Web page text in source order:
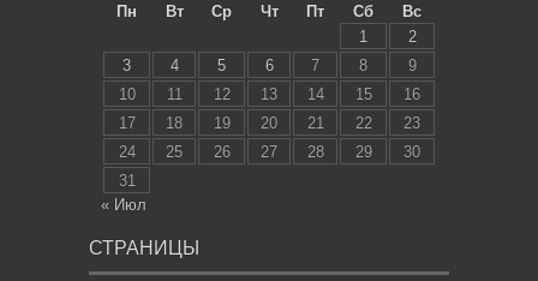
Пн
Вт Ср Чт Пт Сб
Вс
1
2
3
4 5 6 7 8
9
10
11 12 13 14 15
16
17
18 19 20 21 22
23
24
25 26 27 28 29
30
31
« Июл
СТРАНИЦЫ